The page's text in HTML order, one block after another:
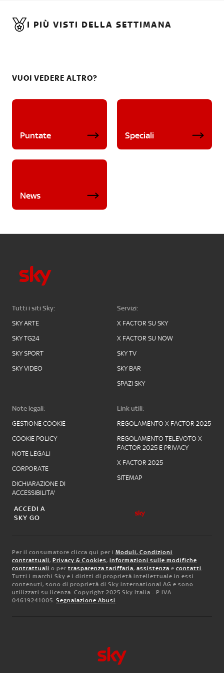
I PIÙ VISTI DELLA SETTIMANA
VUOI VEDERE ALTRO?
Puntate Speciali
News
Tutti i siti Sky:
SKY ARTE
SKY TG24
SKY SPORT
SKY VIDEO
Servizi:
X FACTOR SU SKY
X FACTOR SU NOW
SKY TV
SKY BAR
SPAZI SKY
Note legali:
GESTIONE COOKIE
COOKIE POLICY
NOTE LEGALI
CORPORATE
DICHIARAZIONE DI
ACCESSIBILITA'
Link utili:
REGOLAMENTO X FACTOR 2025
REGOLAMENTO TELEVOTO X
FACTOR 2025 E PRIVACY
X FACTOR 2025
SITEMAP
ACCEDI A
SKY GO
Per il consumatore clicca qui per i Moduli, Condizioni
contrattuali, Privacy & Cookies, informazioni sulle modifiche
contrattuali o per trasparenza tariffaria, assistenza e contatti.
Tutti i marchi Sky e i diritti di proprietà intellettuale in essi
contenuti, sono di proprietà di Sky international AG e sono
utilizzati su licenza. Copyright 2025 Sky Italia - P.IVA
04619241005. Segnalazione Abusi